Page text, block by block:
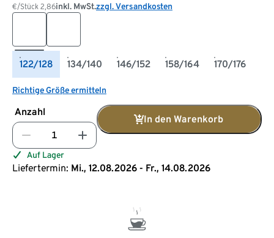
€/Stück 2,86inkl. MwSt.zzgl. Versandkosten
122/128 134/140 146/152 158/164 170/176
Richtige Größe ermitteln
Anzahl
In den Warenkorb
Auf Lager
Liefertermin: Mi., 12.08.2026 - Fr., 14.08.2026